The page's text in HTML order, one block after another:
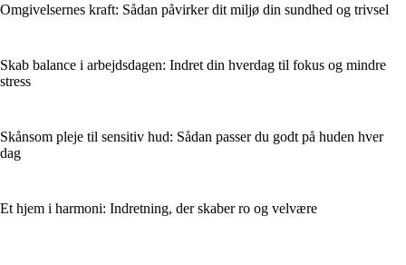
Omgivelsernes kraft: Sådan påvirker dit miljø din sundhed og trivsel
Skab balance i arbejdsdagen: Indret din hverdag til fokus og mindre
stress
Skånsom pleje til sensitiv hud: Sådan passer du godt på huden hver
dag
Et hjem i harmoni: Indretning, der skaber ro og velvære